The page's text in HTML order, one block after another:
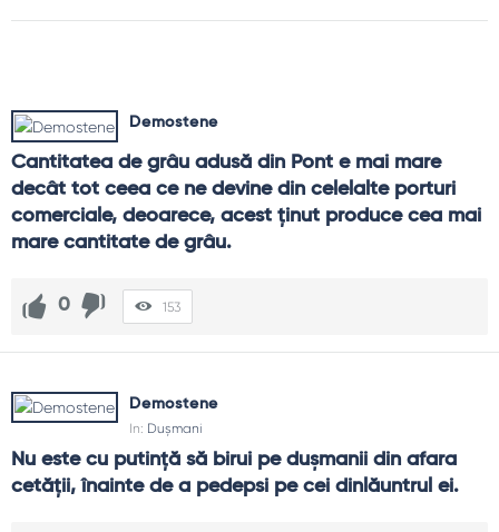
Demostene
Cantitatea de grâu adusă din Pont e mai mare
decât tot ceea ce ne devine din celelalte porturi
comerciale, deoarece, acest ţinut produce cea mai
mare cantitate de grâu.
0 153
Demostene
In: Dușmani
Nu este cu putinţă să birui pe duşmanii din afara
cetăţii, înainte de a pedepsi pe cei dinlăuntrul ei.